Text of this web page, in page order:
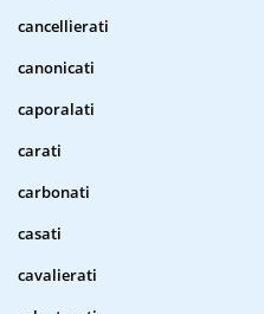
cancellierati
canonicati
caporalati
carati
carbonati
casati
cavalierati